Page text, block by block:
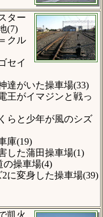
ター
(7)
クル
セイ
達がいた操車場(33)
王がイマジンと戦っ
らと少年が風のシズ
庫(19)
した蒲田操車場(1)
の操車場(4)
に変身した操車場(39)